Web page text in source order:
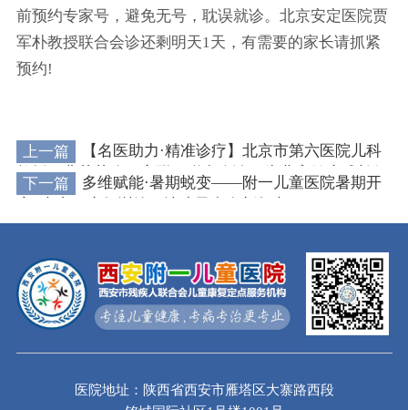
前预约专家号，避免无号，耽误就诊。北京安定医院贾
军朴教授联合会诊还剩明天1天，有需要的家长请抓紧
预约!
上一篇
【名医助力·精准诊疗】北京市第六医院儿科
教授马燕茹莅临西安附一联合会诊，为儿童健康成长保
驾护航!
下一篇
多维赋能·暑期蜕变——附一儿童医院暑期开
医院地址：陕西省西安市雁塔区大寨路西段